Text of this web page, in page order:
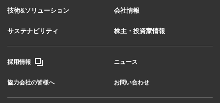
技術&ソリューション 会社情報
サステナビリティ 株主・投資家情報
採用情報 ニュース
協力会社の皆様へ お問い合わせ